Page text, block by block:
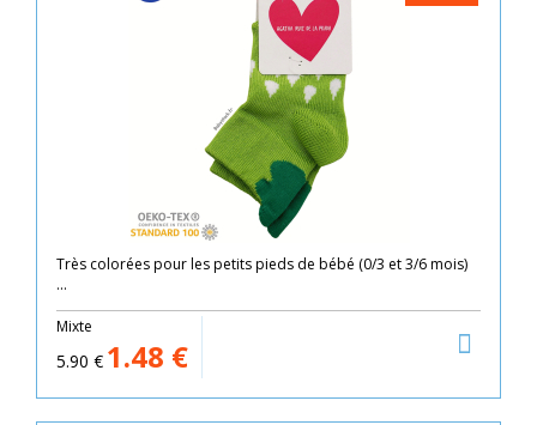
Très colorées pour les petits pieds de bébé (0/3 et 3/6 mois)
...
Mixte
5.90 € 1.48 €